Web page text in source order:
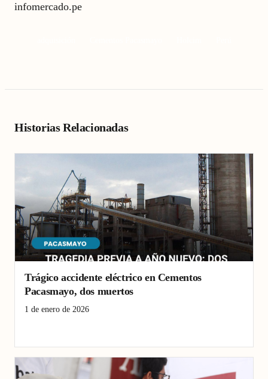
infomercado.pe
Historias Relacionadas
Trágico accidente eléctrico en Cementos
Pacasmayo, dos muertos
1 de enero de 2026